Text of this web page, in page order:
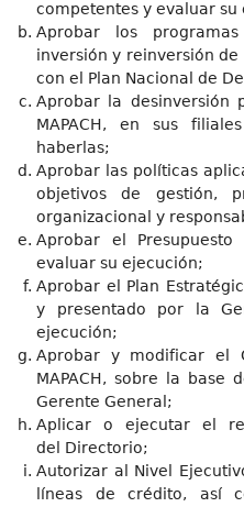
competentes y evaluar su
Aprobar los
inversión y reinversión de
con el Plan Nacional de
Aprobar la desinversión
MAPACH, en sus
haberlas;
Aprobar las políticas
objetivos de gestión,
organizacional y
Aprobar el Presupuesto
evaluar su ejecución;
Aprobar el Plan
y presentado por la
ejecución;
Aprobar y modificar el
MAPACH, sobre la base
Gerente General;
Aplicar o ejecutar el
del Directorio;
Autorizar al Nivel
líneas de crédito, así